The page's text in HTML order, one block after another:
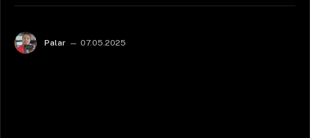
Palar 07.05.2025